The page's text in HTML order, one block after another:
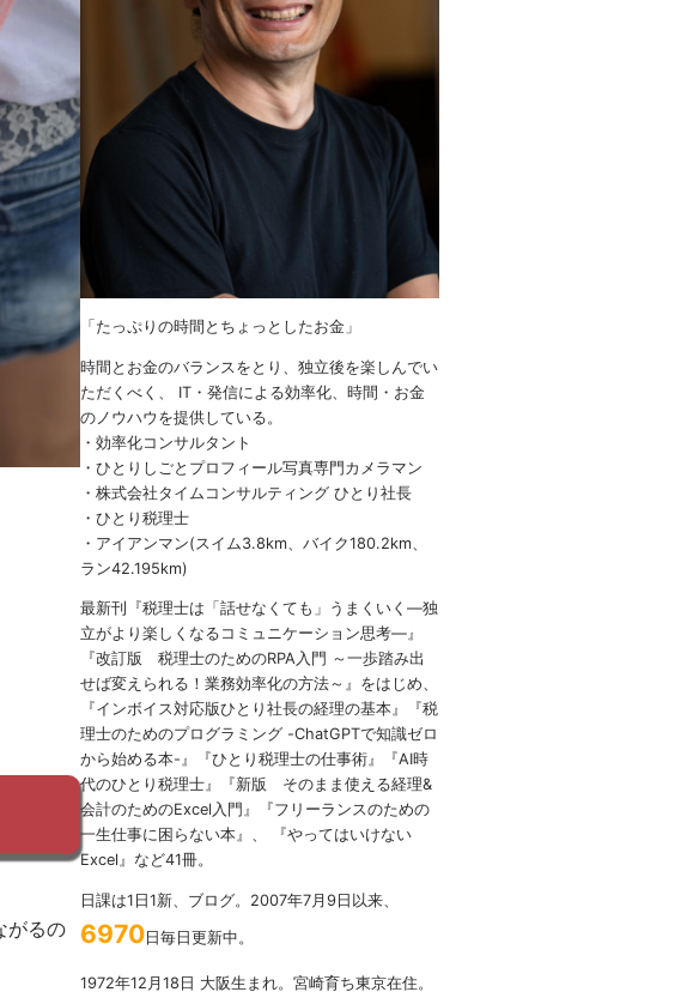
がるの
「たっぷりの時間とちょっとしたお金」
時間とお金のバランスをとり、独立後を楽しんでい
ただくべく、 IT・発信による効率化、時間・お金
のノウハウを提供している。
・効率化コンサルタント
・ひとりしごとプロフィール写真専門カメラマン
・株式会社タイムコンサルティング ひとり社長
・ひとり税理士
・アイアンマン(スイム3.8km、バイク180.2km、
ラン42.195km)
最新刊『税理士は「話せなくても」うまくいく ―独
立がより楽しくなるコミュニケーション思考―』
『改訂版 税理士のためのRPA入門 ～一歩踏み出
せば変えられる！業務効率化の方法～』をはじめ、
『インボイス対応版ひとり社長の経理の基本』『税
理士のためのプログラミング -ChatGPTで知識ゼロ
から始める本-』『ひとり税理士の仕事術』『AI時
代のひとり税理士』『新版 そのまま使える経理&
会計のためのExcel入門』『フリーランスのための
一生仕事に困らない本』、 『やってはいけない
Excel』など41冊。
日課は1日1新、ブログ。2007年7月9日以来、
6970 日毎日更新中。
1972年12月18日 大阪生まれ。宮崎育ち東京在住。